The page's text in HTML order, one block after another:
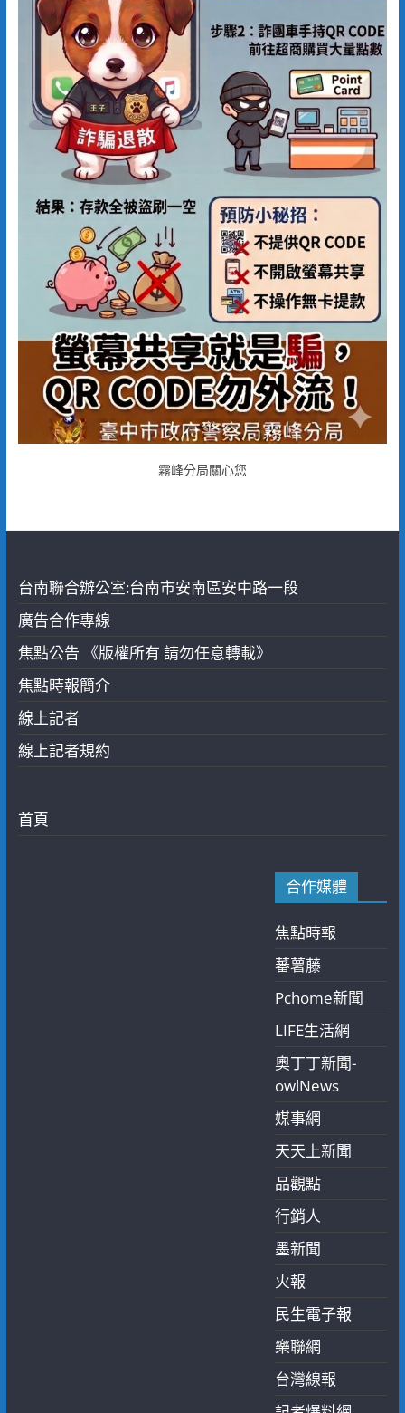
霧峰分局關心您
台南聯合辦公室:台南市安南區安中路一段
廣告合作專線
焦點公告 《版權所有 請勿任意轉載》
焦點時報簡介
線上記者
線上記者規約
首頁
合作媒體
焦點時報
蕃薯藤
Pchome新聞
LIFE生活網
奧丁丁新聞-
owlNews
媒事網
天天上新聞
品觀點
行銷人
墨新聞
火報
民生電子報
樂聯網
台灣線報